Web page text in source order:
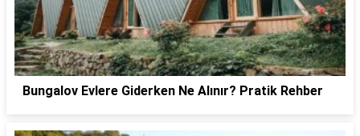
Bungalov Evlere Giderken Ne Alınır? Pratik Rehber